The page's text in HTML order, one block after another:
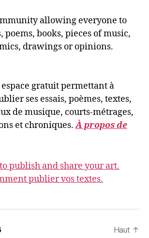
allowing everyone to
poems, books, pieces of music,
drawings or opinions.
gratuit permettant à
ses essais, poèmes, textes,
de musique, courts-métrages,
et chroniques.À propos de
publish and share your art.
publier vos textes.
Haut ↑